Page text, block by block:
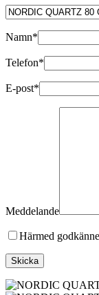
Namn*
Telefon*
E-post*
Meddelande
Härmed